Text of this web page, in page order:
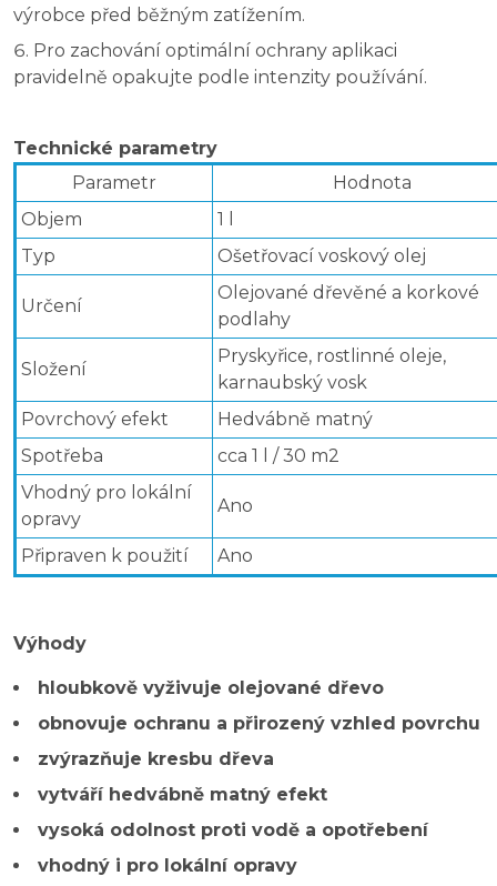
výrobce před běžným zatížením.
Pro zachování optimální ochrany aplikaci
pravidelně opakujte podle intenzity používání.
Technické parametry
Parametr
Hodnota
Objem
1 l
Typ
Ošetřovací voskový olej
Určení
Olejované dřevěné a korkové
podlahy
Složení
Pryskyřice, rostlinné oleje,
karnaubský vosk
Povrchový efekt
Hedvábně matný
Spotřeba
cca 1 l / 30 m2
Vhodný pro lokální
opravy
Ano
Připraven k použití Ano
Výhody
hloubkově vyživuje olejované dřevo
obnovuje ochranu a přirozený vzhled povrchu
zvýrazňuje kresbu dřeva
vytváří hedvábně matný efekt
vysoká odolnost proti vodě a opotřebení
vhodný i pro lokální opravy